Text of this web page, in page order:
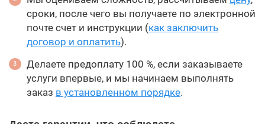
сроки, после чего вы получаете по электронной
почте счет и инструкции (как заключить
договор и оплатить).
Делаете предоплату 100 %, если заказываете
услуги впервые, и мы начинаем выполнять
заказ в установленном порядке.